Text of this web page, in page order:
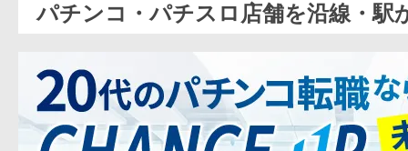
パチンコ・パチスロ店舗を沿線・駅